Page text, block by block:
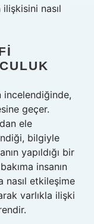
nasıl
incelendiğinde,
geçer.
ele
bilgiyle
yapıldığı bir
insanın
nasıl etkileşime
varlıkla ilişki